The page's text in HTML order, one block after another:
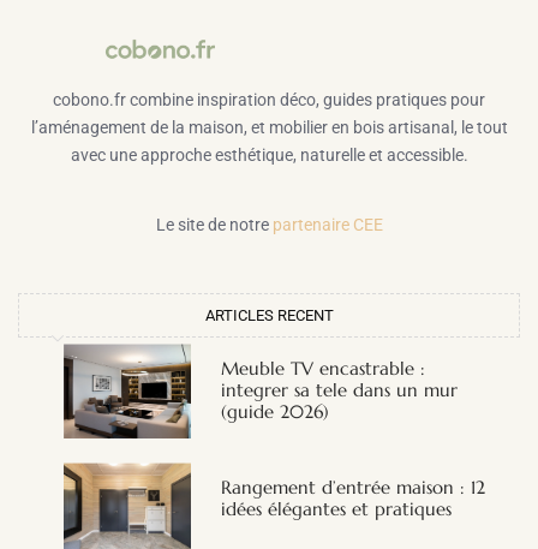
cobono.fr combine inspiration déco, guides pratiques pour
l’aménagement de la maison, et mobilier en bois artisanal, le tout
avec une approche esthétique, naturelle et accessible.
Le site de notre partenaire CEE
ARTICLES RECENT
Meuble TV encastrable :
integrer sa tele dans un mur
(guide 2026)
Rangement d’entrée maison : 12
idées élégantes et pratiques